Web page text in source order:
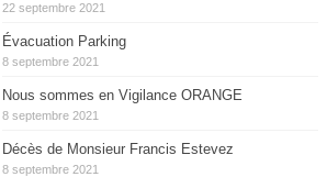
22 septembre 2021
Évacuation Parking
8 septembre 2021
Nous sommes en Vigilance ORANGE
8 septembre 2021
Décès de Monsieur Francis Estevez
8 septembre 2021